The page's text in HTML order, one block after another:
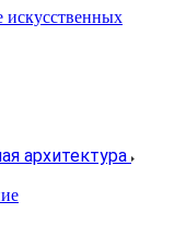
искусственных
архитектура